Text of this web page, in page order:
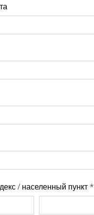
/ населенный пункт *